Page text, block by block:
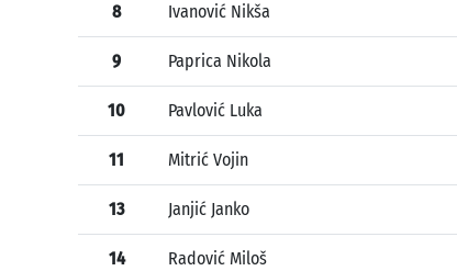
8 Ivanović Nikša
9 Paprica Nikola
10 Pavlović Luka
11 Mitrić Vojin
13 Janjić Janko
14 Radović Miloš